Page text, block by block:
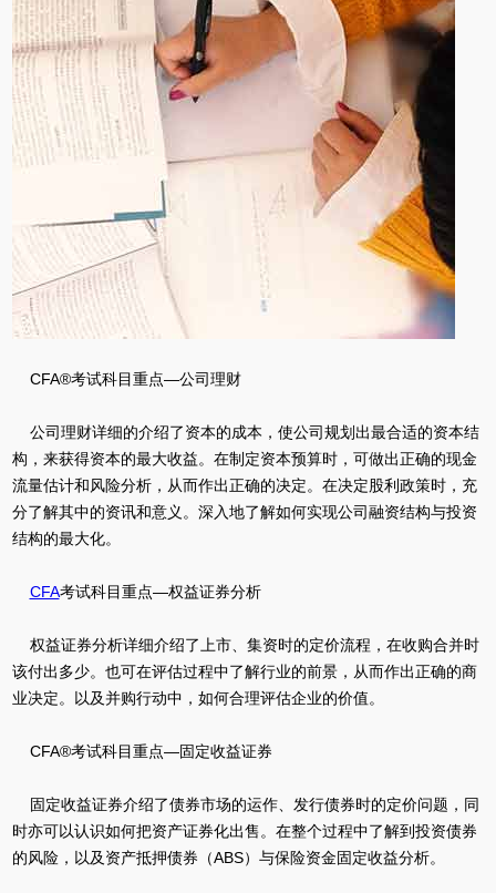
CFA®考试科目重点—公司理财
公司理财详细的介绍了资本的成本，使公司规划出最合适的资本结
构，来获得资本的最大收益。在制定资本预算时，可做出正确的现金
流量估计和风险分析，从而作出正确的决定。在决定股利政策时，充
分了解其中的资讯和意义。深入地了解如何实现公司融资结构与投资
结构的最大化。
CFA考试科目重点—权益证券分析
权益证券分析详细介绍了上市、集资时的定价流程，在收购合并时
该付出多少。也可在评估过程中了解行业的前景，从而作出正确的商
业决定。以及并购行动中，如何合理评估企业的价值。
CFA®考试科目重点—固定收益证券
固定收益证券介绍了债券市场的运作、发行债券时的定价问题，同
时亦可以认识如何把资产证券化出售。在整个过程中了解到投资债券
的风险，以及资产抵押债券（ABS）与保险资金固定收益分析。